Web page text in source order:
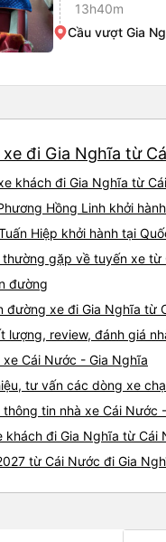
13h40m
Cầu vượt Gia
đi Gia Nghĩa từ
khách đi Gia Nghĩa từ
Hồng Linh khởi
Hiệp khởi hành tại
gặp về tuyến xe từ
đường
đường xe đi Gia Nghĩa từ
lượng, review, đánh giá
xe Cái Nước - Gia Nghĩa
tư vấn các dòng xe
tin nhà xe Cái Nước
khách đi Gia Nghĩa từ Cái
từ Cái Nước đi Gia